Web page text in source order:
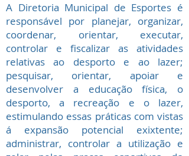
A Diretoria Municipal de Esportes é
responsável por planejar, organizar,
coordenar, orientar, executar,
controlar e fiscalizar as atividades
relativas ao desporto e ao lazer;
pesquisar, orientar, apoiar e
desenvolver a educação física, o
desporto, a recreação e o lazer,
estimulando essas práticas com vistas
á expansão potencial exixtente;
administrar, controlar a utilização e